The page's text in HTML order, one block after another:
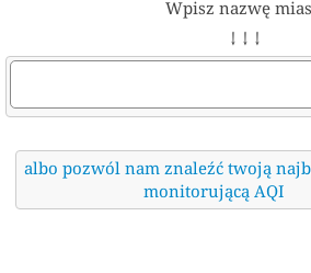
Wpisz nazwę
↓ ↓ ↓
albo pozwól nam znaleźć twoją
monitorującą AQI